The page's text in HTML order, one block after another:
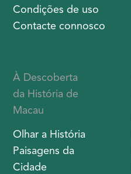
Condições de uso
Contacte connosco
À Descoberta
da História de
Macau
Olhar a História
Paisagens da
Cidade